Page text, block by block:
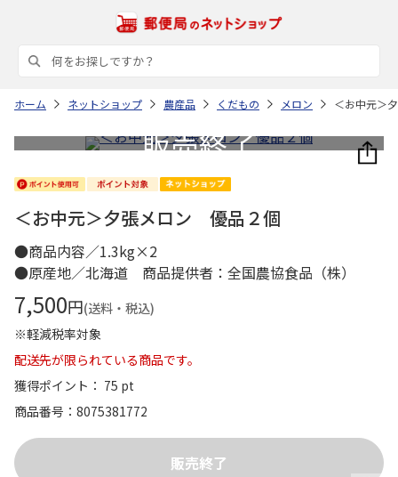
ホーム ネットショップ 農産品 くだもの メロン ＜お中元＞
＜お中元＞夕張メロン 優品２個
●商品内容／1.3kg×2
●原産地／北海道 商品提供者：全国農協食品（株）
7,500円(送料・税込)
※軽減税率対象
配送先が限られている商品です。
獲得ポイント： 75 pt
商品番号
8075381772